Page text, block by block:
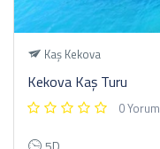
Kaş Kekova
Kekova Kaş Turu
0 Yorum